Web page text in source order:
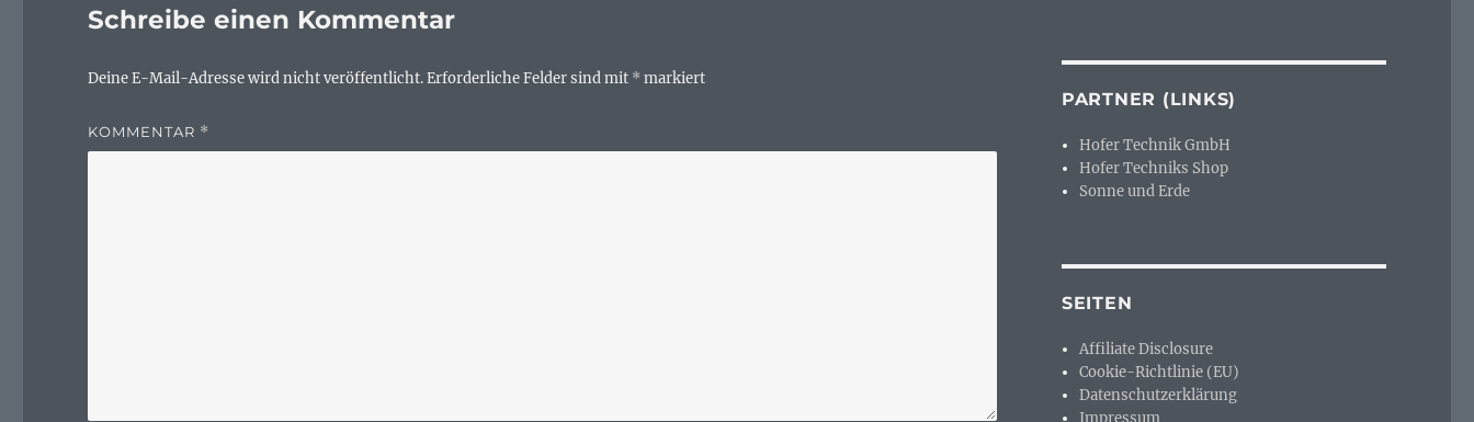
Schreibe einen Kommentar
Deine E-Mail-Adresse wird nicht veröffentlicht.Erforderliche Felder sind mit * markiert
KOMMENTAR *
PARTNER (LINKS)
Hofer Technik GmbH
Hofer Techniks Shop
Sonne und Erde
SEITEN
Affiliate Disclosure
Cookie-Richtlinie (EU)
Datenschutzerklärung
Impressum